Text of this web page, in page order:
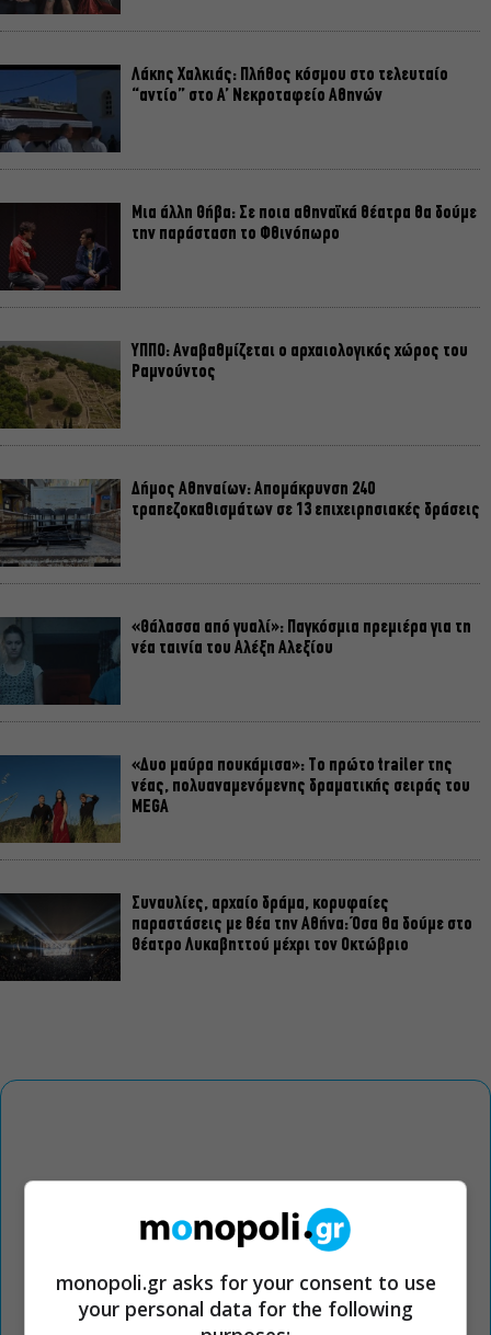
Λάκης Χαλκιάς: Πλήθος κόσμου στο τελευταίο
“αντίο” στο Α’ Νεκροταφείο Αθηνών
Μια άλλη Θήβα: Σε ποια αθηναϊκά θέατρα θα δούμε
την παράσταση το Φθινόπωρο
ΥΠΠΟ: Αναβαθμίζεται ο αρχαιολογικός χώρος του
Ραμνούντος
Δήμος Αθηναίων: Απομάκρυνση 240
τραπεζοκαθισμάτων σε 13 επιχειρησιακές δράσεις
«Θάλασσα από γυαλί»: Παγκόσμια πρεμιέρα για τη
νέα ταινία του Αλέξη Αλεξίου
«Δυο μαύρα πουκάμισα»: Το πρώτο trailer της
νέας, πολυαναμενόμενης δραματικής σειράς του
MEGA
Συναυλίες, αρχαίο δράμα, κορυφαίες
παραστάσεις με θέα την Αθήνα: Όσα θα δούμε στο
Θέατρο Λυκαβηττού μέχρι τον Οκτώβριο
monopoli.gr asks for your consent to use
your personal data for the following